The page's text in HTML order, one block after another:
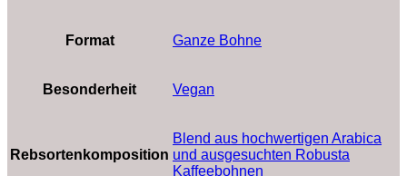
Format ‎Ganze Bohne
Besonderheit ‎Vegan
Rebsortenkomposition
‎Blend aus hochwertigen Arabica
und ausgesuchten Robusta
Kaffeebohnen